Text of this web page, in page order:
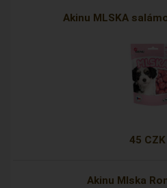
Akinu MLSKA
45 CZK
Akinu Mlska